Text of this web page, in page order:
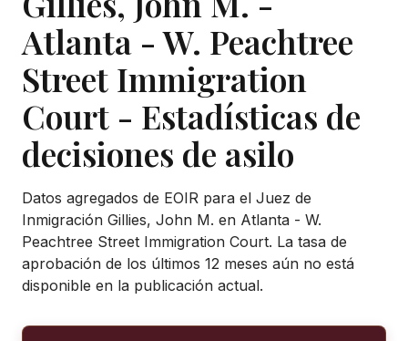
Atlanta - W. Peachtree
Street Immigration
Court - Estadísticas de
decisiones de asilo
Datos agregados de EOIR para el Juez de
Inmigración Gillies, John M. en Atlanta - W.
Peachtree Street Immigration Court. La tasa de
aprobación de los últimos 12 meses aún no está
disponible en la publicación actual.